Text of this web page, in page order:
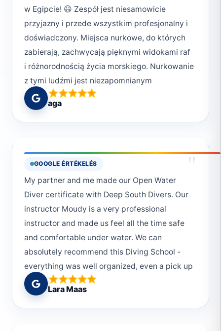
w Egipcie! 😃 Zespół jest niesamowicie
przyjazny i przede wszystkim profesjonalny i
doświadczony. Miejsca nurkowe, do których
zabierają, zachwycają pięknymi widokami raf
i różnorodnością życia morskiego. Nurkowanie
z tymi ludźmi jest niezapomnianym
przeżyciem, które polecam każdemu
wybierającemu się do Marsa Alam. Do
zobaczenia 😄
aga
GOOGLE ÉRTÉKELÉS "
My partner and me made our Open Water
Diver certificate with Deep South Divers. Our
instructor Moudy is a very professional
instructor and made us feel all the time safe
and comfortable under water. We can
absolutely recommend this Diving School -
everything was well organized, even a pick up
from the hotel was possible. We would choose
Deep South Divers every single time again!
And thanks to the really helpful and friendly
Lara Maas